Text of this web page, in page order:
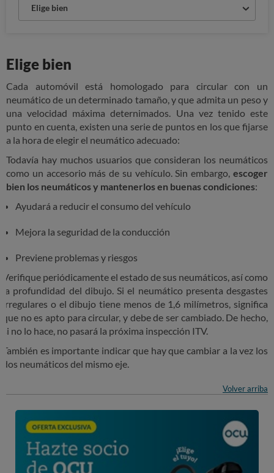
Elige bien
Elige bien
Cada automóvil está homologado para circular con un
neumático de un determinado tamaño, y que admita un peso y
una velocidad máxima deternimados. Una vez tenido este
punto en cuenta, existen una serie de puntos en los que fijarse
a la hora de elegir el neumático adecuado:
Todavía hay muchos usuarios que consideran los neumáticos
como un accesorio más de su vehículo. Sin embargo, escoger
bien los neumáticos y mantenerlos en buenas condiciones:
Ayudará a reducir el consumo del vehículo
Mejora la seguridad de la conducción
Previene problemas y riesgos
Verifique periódicamente el estado de sus neumáticos, así como
la profundidad del dibujo. Si el neumático presenta desgastes
irregulares o el dibujo tiene menos de 1,6 milímetros, significa
que no es apto para circular, y debe de ser cambiado. De hecho,
si no lo hace, no pasará la próxima inspección ITV.
También es importante indicar que hay que cambiar a la vez los
dos neumáticos del mismo eje.
Volver arriba